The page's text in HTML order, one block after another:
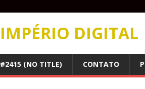
IMPÉRIO DIGITAL
#2415 (NO TITLE) CONTATO